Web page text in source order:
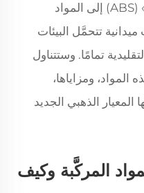
«أكريلونيتريل بوتادييين ستيرين» (ABS) إلى المواد
تتحمَّل البيئات
تمامًا. وستتناول
المواد، ومزاياها،
المعيار الذهبي الجديد
المركَّبة وكيف